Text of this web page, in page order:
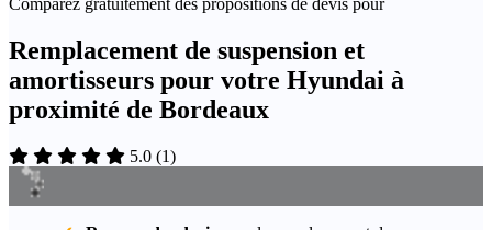
Comparez gratuitement des propositions de devis pour
Remplacement de suspension et
amortisseurs pour votre Hyundai à
proximité de Bordeaux
5.0 (1)